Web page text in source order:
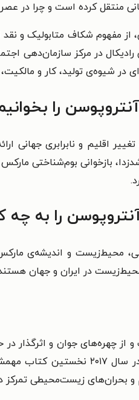
منتقل کرده است و چرا در عصر
مفهوم شکاف متابولیک و
در مرکز سازمان‌دهی
در شیوه‌ی تولید، کار و
را
اقلیم و نابرابری
بازخوانی بوم‌شناختی
را به
محیط‌زیست و اندیشه‌ی
در ایران و جهان
خود را از دانشگاه هومبولت
و بحران‌های زیست‌محیطی تمرکز